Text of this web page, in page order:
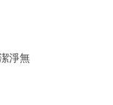
淨無